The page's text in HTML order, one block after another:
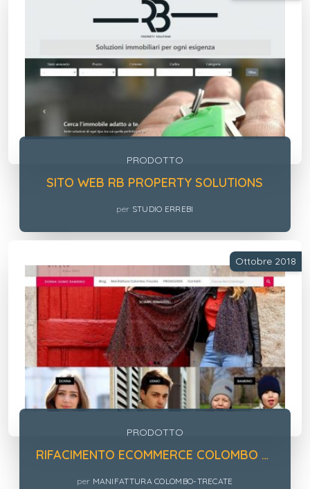
PRODOTTO
SITO WEB RB PROPERTY SOLUTIONS
per STUDIO ERREBI
Ottobre 2018
PRODOTTO
RIFACIMENTO ECOMMERCE COLOMBO MILANO 1911
per MANIFATTURA COLOMBO-TRECATE